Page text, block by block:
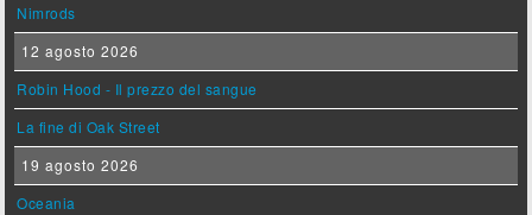
Nimrods
12 agosto 2026
Robin Hood - Il prezzo del sangue
La fine di Oak Street
19 agosto 2026
Oceania